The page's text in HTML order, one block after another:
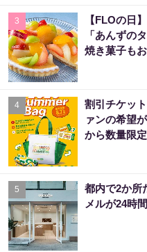
3
【FLOの日
「あんずの
焼き菓子もお
4
割引チケッ
ァンの希望
から数量限定
5
都内で2か所
メルが24時